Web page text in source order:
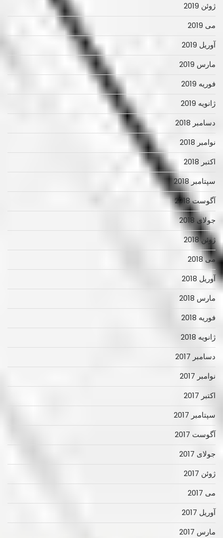
ژوئن 2019
می 2019
آوریل 2019
مارس 2019
فوریه 2019
ژانویه 2019
دسامبر 2018
نوامبر 2018
اکتبر 2018
سپتامبر 2018
آگوست 2018
جولای 2018
ژوئن 2018
می 2018
آوریل 2018
مارس 2018
فوریه 2018
ژانویه 2018
دسامبر 2017
نوامبر 2017
اکتبر 2017
سپتامبر 2017
آگوست 2017
جولای 2017
ژوئن 2017
می 2017
آوریل 2017
مارس 2017